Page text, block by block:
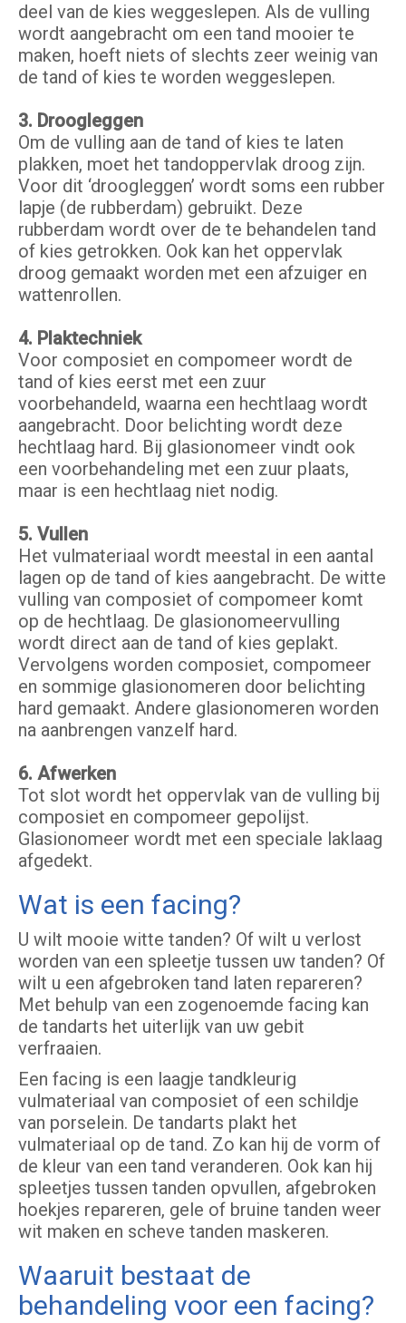
deel van de kies weggeslepen. Als de vulling
wordt aangebracht om een tand mooier te
maken, hoeft niets of slechts zeer weinig van
de tand of kies te worden weggeslepen.
3. Droogleggen
Om de vulling aan de tand of kies te laten
plakken, moet het tandoppervlak droog zijn.
Voor dit ‘droogleggen’ wordt soms een rubber
lapje (de rubberdam) gebruikt. Deze
rubberdam wordt over de te behandelen tand
of kies getrokken. Ook kan het oppervlak
droog gemaakt worden met een afzuiger en
wattenrollen.
4. Plaktechniek
Voor composiet en compomeer wordt de
tand of kies eerst met een zuur
voorbehandeld, waarna een hechtlaag wordt
aangebracht. Door belichting wordt deze
hechtlaag hard. Bij glasionomeer vindt ook
een voorbehandeling met een zuur plaats,
maar is een hechtlaag niet nodig.
5. Vullen
Het vulmateriaal wordt meestal in een aantal
lagen op de tand of kies aangebracht. De witte
vulling van composiet of compomeer komt
op de hechtlaag. De glasionomeervulling
wordt direct aan de tand of kies geplakt.
Vervolgens worden composiet, compomeer
en sommige glasionomeren door belichting
hard gemaakt. Andere glasionomeren worden
na aanbrengen vanzelf hard.
6. Afwerken
Tot slot wordt het oppervlak van de vulling bij
composiet en compomeer gepolijst.
Glasionomeer wordt met een speciale laklaag
afgedekt.
Wat is een facing?
U wilt mooie witte tanden? Of wilt u verlost
worden van een spleetje tussen uw tanden? Of
wilt u een afgebroken tand laten repareren?
Met behulp van een zogenoemde facing kan
de tandarts het uiterlijk van uw gebit
verfraaien.
Een facing is een laagje tandkleurig
vulmateriaal van composiet of een schildje
van porselein. De tandarts plakt het
vulmateriaal op de tand. Zo kan hij de vorm of
de kleur van een tand veranderen. Ook kan hij
spleetjes tussen tanden opvullen, afgebroken
hoekjes repareren, gele of bruine tanden weer
wit maken en scheve tanden maskeren.
Waaruit bestaat de
behandeling voor een facing?